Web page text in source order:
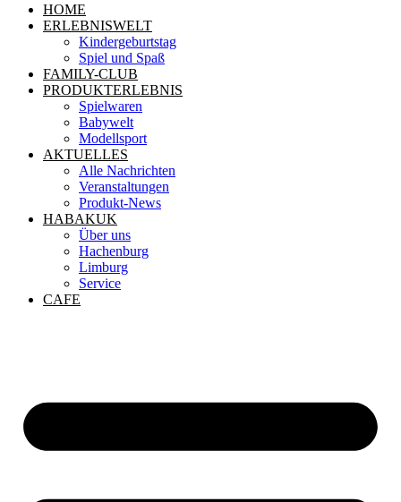
HOME
ERLEBNISWELT
Kindergeburtstag
Spiel und Spaß
FAMILY-CLUB
PRODUKTERLEBNIS
Spielwaren
Babywelt
Modellsport
AKTUELLES
Alle Nachrichten
Veranstaltungen
Produkt-News
HABAKUK
Über uns
Hachenburg
Limburg
Service
CAFE